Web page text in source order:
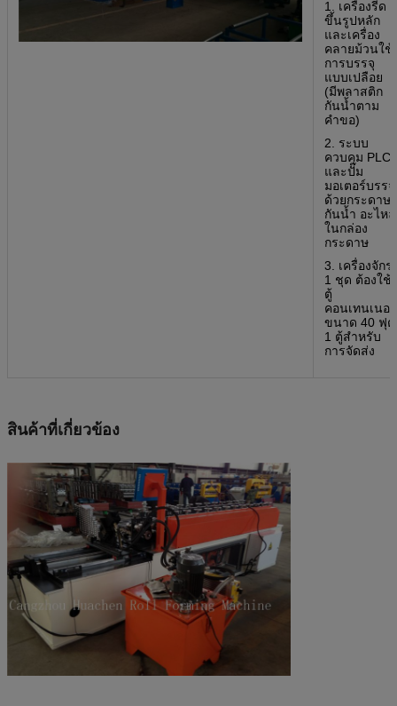
1. เครื่องรีด
ขึ้นรูปหลัก
และเครื่อง
คลายม้วนใช้
การบรรจุ
แบบเปลือย
(มีพลาสติก
กันน้ำตาม
คำขอ)
2. ระบบ
ควบคุม PLC
และปั๊ม
มอเตอร์บรรจุ
ด้วยกระดาษ
กันน้ำ อะไหล่
ในกล่อง
กระดาษ
3. เครื่องจักร
1 ชุด ต้องใช้
ตู้
คอนเทนเนอร์
ขนาด 40 ฟุต
1 ตู้สำหรับ
การจัดส่ง
สินค้าที่เกี่ยวข้อง